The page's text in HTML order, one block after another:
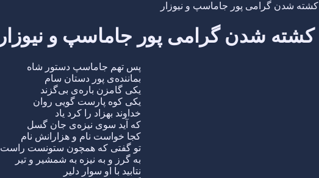
کشته شدن گرامی پور جاماسپ و نیوزار
کشته شدن گرامی پور جاماسپ و نیوزار
پس تهم جاماسپ دستور شاه
بماننده‌ی پور دستان سام
یکی گامزن باره‌ی بی‌گزند
یکی کوه پارست گویی روان
خداوند بهزاد را کرد یاد
که آید سوی نیزه‌ی جان گسل
کجا خواست نام و هزارانش نام
تو گفتی که همچون ستونست راست
به گرز و به نیزه به شمشیر و تیر
نتابید با او سوار دلیر